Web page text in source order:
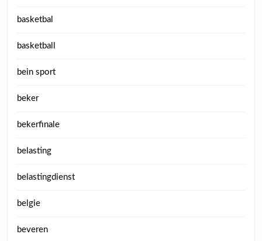
basketbal
basketball
bein sport
beker
bekerfinale
belasting
belastingdienst
belgie
beveren